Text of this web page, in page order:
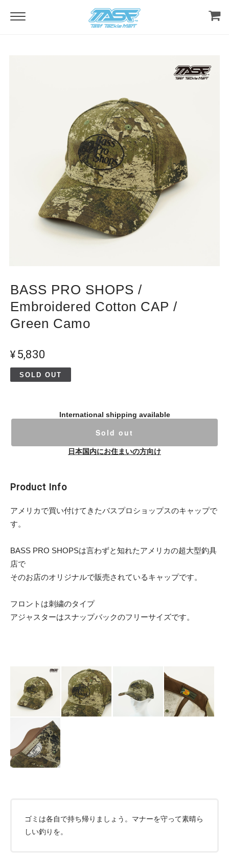
BASS PRO SHOPS /
Embroidered Cotton CAP /
Green Camo
¥5,830
SOLD OUT
International shipping available
Sold out
日本国内にお住まいの方向け
Product Info
アメリカで買い付けてきたバスプロショップスのキャップで
す。
BASS PRO SHOPSは言わずと知れたアメリカの超大型釣具
店で
そのお店のオリジナルで販売されているキャップです。
フロントは刺繍のタイプ
アジャスターはスナップバックのフリーサイズです。
ゴミは各自で持ち帰りましょう。マナーを守って素晴ら
しい釣りを。